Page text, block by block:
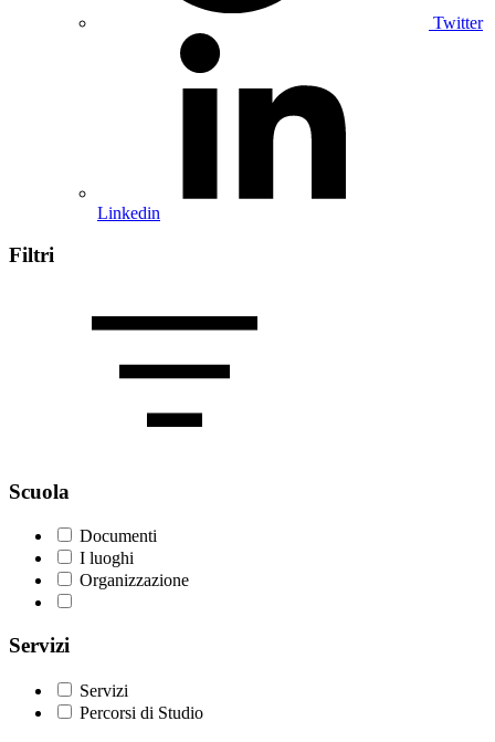
Twitter
Linkedin
Filtri
Scuola
Documenti
I luoghi
Organizzazione
Servizi
Servizi
Percorsi di Studio